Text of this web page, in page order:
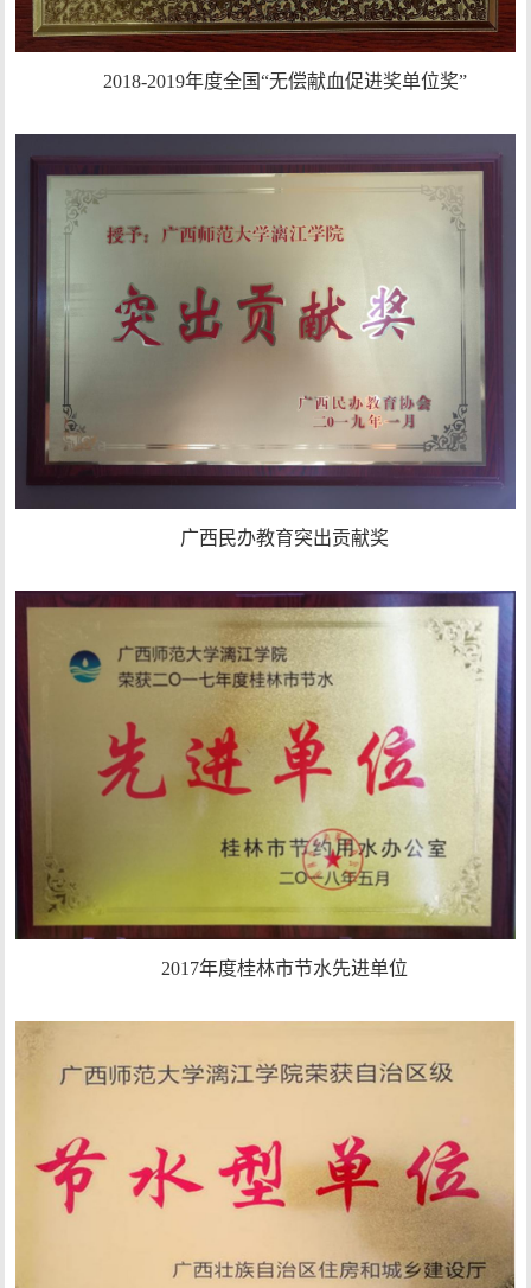
2018-2019年度全国“无偿献血促进奖单位奖”
广西民办教育突出贡献奖
2017年度桂林市节水先进单位